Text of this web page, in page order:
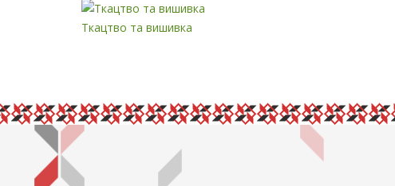
Ткацтво та вишивка